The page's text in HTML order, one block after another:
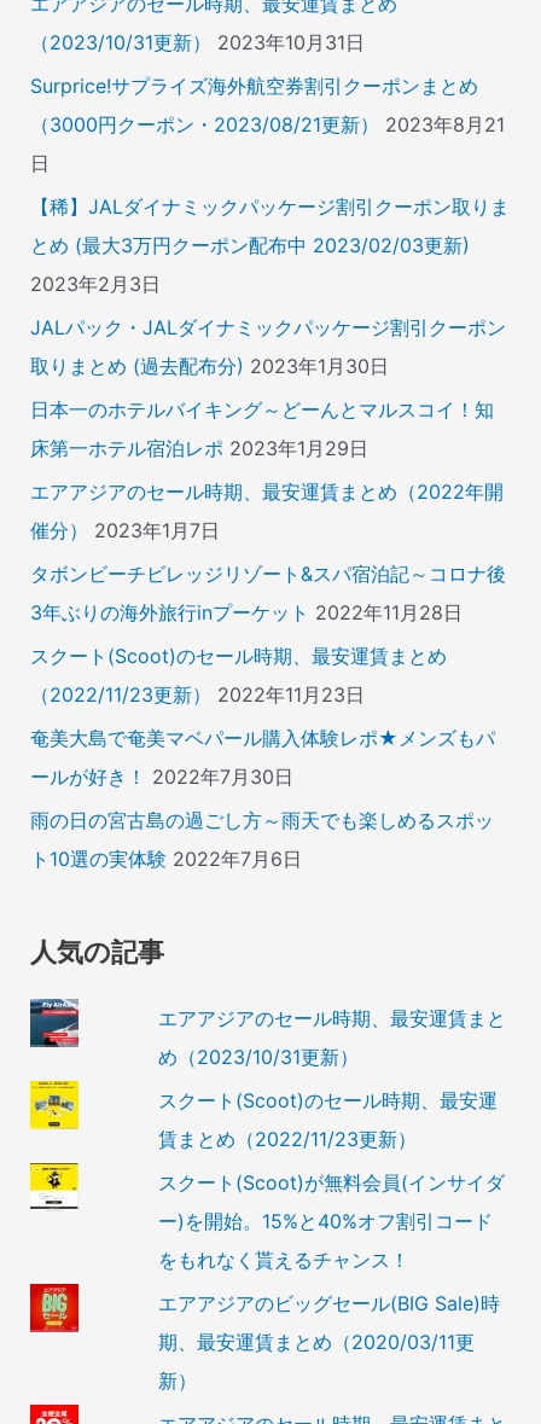
（2023/10/31更新）
2023年10月31日
Surprice!サプライズ海外航空券割引クーポンまとめ
（3000円クーポン・2023/08/21更新）
2023年8月21
日
【稀】JALダイナミックパッケージ割引クーポン取りま
とめ (最大3万円クーポン配布中 2023/02/03更新)
2023年2月3日
JALパック・JALダイナミックパッケージ割引クーポン
取りまとめ (過去配布分) 2023年1月30日
日本一のホテルバイキング～どーんとマルスコイ！知
床第一ホテル宿泊レポ 2023年1月29日
エアアジアのセール時期、最安運賃まとめ（2022年開
催分）
2023年1月7日
タボンビーチビレッジリゾート&スパ宿泊記～コロナ後
3年ぶりの海外旅行inプーケット 2022年11月28日
スクート(Scoot)のセール時期、最安運賃まとめ
（2022/11/23更新）
2022年11月23日
奄美大島で奄美マベパール購入体験レポ★メンズもパ
ールが好き！
2022年7月30日
雨の日の宮古島の過ごし方～雨天でも楽しめるスポッ
ト10選の実体験 2022年7月6日
人気の記事
エアアジアのセール時期、最安運賃まと
め（2023/10/31更新）
スクート(Scoot)のセール時期、最安運
賃まとめ（2022/11/23更新）
スクート(Scoot)が無料会員(インサイダ
ー)を開始。15%と40%オフ割引コード
をもれなく貰えるチャンス！
エアアジアのビッグセール(BIG Sale)時
期、最安運賃まとめ（2020/03/11更
新）